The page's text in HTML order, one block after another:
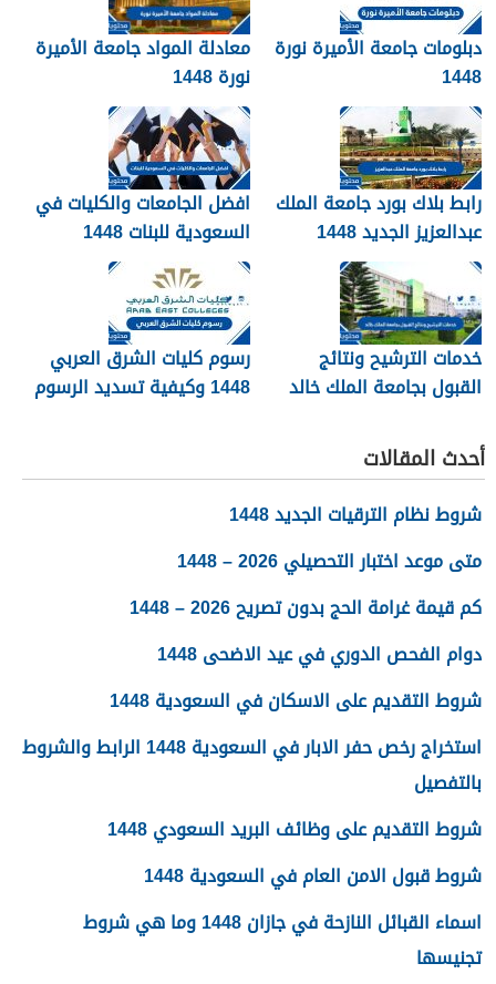
دبلومات جامعة الأميرة نورة
1448
معادلة المواد جامعة الأميرة
نورة 1448
رابط بلاك بورد جامعة الملك
عبدالعزيز الجديد 1448
blackboard kau
افضل الجامعات والكليات في
السعودية للبنات 1448
خدمات الترشيح ونتائج
القبول بجامعة الملك خالد
رسوم كليات الشرق العربي
1448 وكيفية تسديد الرسوم
أحدث المقالات
شروط نظام الترقيات الجديد 1448
متى موعد اختبار التحصيلي 2026 – 1448
كم قيمة غرامة الحج بدون تصريح 2026 – 1448
دوام الفحص الدوري في عيد الاضحى 1448
شروط التقديم على الاسكان في السعودية 1448
استخراج رخص حفر الابار في السعودية 1448 الرابط والشروط
بالتفصيل
شروط التقديم على وظائف البريد السعودي 1448
شروط قبول الامن العام في السعودية 1448
اسماء القبائل النازحة في جازان 1448 وما هي شروط
تجنيسها